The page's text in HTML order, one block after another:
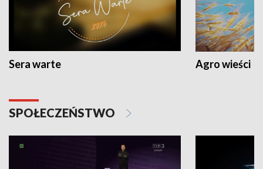
Sera warte Agro wieści
SPOŁECZEŃSTWO